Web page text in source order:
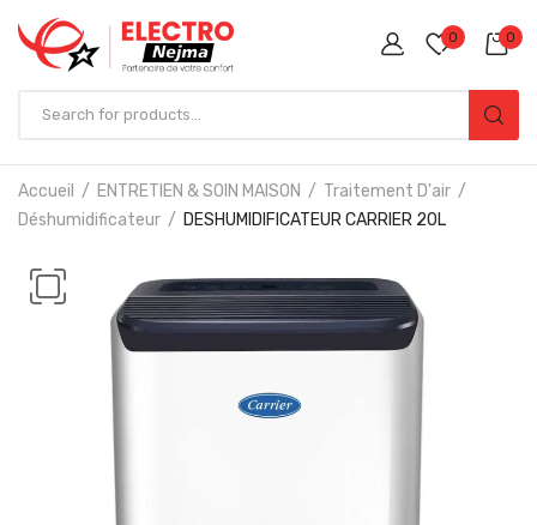
0 0
Accueil ENTRETIEN & SOIN MAISON
Traitement D'air
Déshumidificateur
DESHUMIDIFICATEUR CARRIER 20L